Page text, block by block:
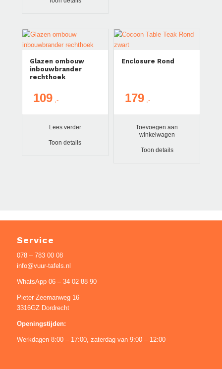
Glazen ombouw
inbouwbrander
rechthoek
109
Lees verder
Toon details
Enclosure Rond
179
Toevoegen aan
winkelwagen
Toon details
Service
078 – 783 00 08
info@vuur-tafels.nl
WhatsApp 06 – 34 02 88 90
Pieter Zeemanweg 16
3316GZ Dordrecht
Openingstijden:
Werkdagen 8:00 – 17:00, zaterdag van 9:00 – 12:00